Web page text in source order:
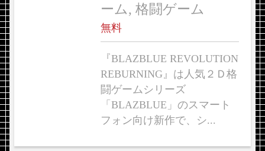
ーム, 格闘ゲーム
無料
『BLAZBLUE REVOLUTION
REBURNING』は人気２Ｄ格
闘ゲームシリーズ
「BLAZBLUE」のスマート
フォン向け新作で、シ...